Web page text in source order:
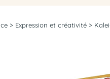
> Expression et créativité >